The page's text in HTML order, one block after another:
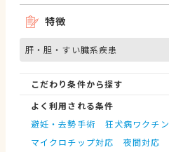
特徴
肝・胆・すい臓系疾患
こだわり条件から探す
よく利用される条件
避妊・去勢手術
狂犬病ワクチン
マイクロチップ対応
夜間対応